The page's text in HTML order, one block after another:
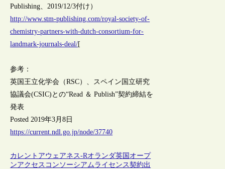
Publishing、2019/12/3付け）
http://www.stm-publishing.com/royal-society-of-
chemistry-partners-with-dutch-consortium-for-
landmark-journals-deal/[
参考：
英国王立化学会（RSC）、スペイン国立研究
協議会(CSIC)との“Read ＆ Publish”契約締結を
発表
Posted 2019年3月8日
https://current.ndl.go.jp/node/37740
カレントアウェアネス-Rオランダ英国 オープ
ンアクセス コンソーシアムライセンス契約出